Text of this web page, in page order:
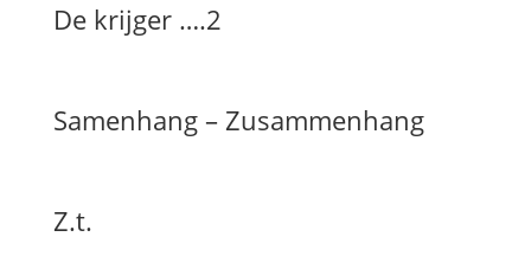
De krijger ….2
Samenhang – Zusammenhang
Z.t.